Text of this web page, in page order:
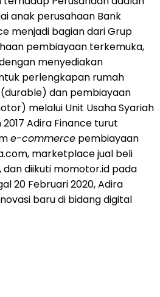
anak perusahaan Bank
menjadi bagian dari Grup
pembiayaan terkemuka,
menyediakan
perlengkapan rumah
dan pembiayaan
melalui Unit Usaha Syariah
Adira Finance turut
e-commerce pembiayaan
marketplace jual beli
diikuti momotor.id pada
20 Februari 2020, Adira
baru di bidang digital